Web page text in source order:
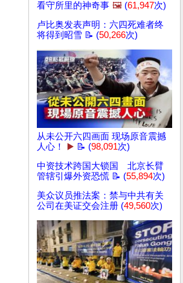
看守所里的神奇事 🖼️ (61,947次)
卢比奥发表声明：六四死难者终
将得到昭雪 📝 (50,266次)
从未公开六四画面 现场原音震撼
人心！
▶️ 📝 (98,091次)
中资技术跨国大锁国 北京长臂
管辖引爆外资恐慌 📝 (55,894次)
美众议员推法案：禁与中共有关
公司在美证交会注册 (49,560次)